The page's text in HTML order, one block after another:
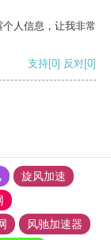
人信息，让我非常
支持[0] 反对[0]
旋风加速
风驰加速器